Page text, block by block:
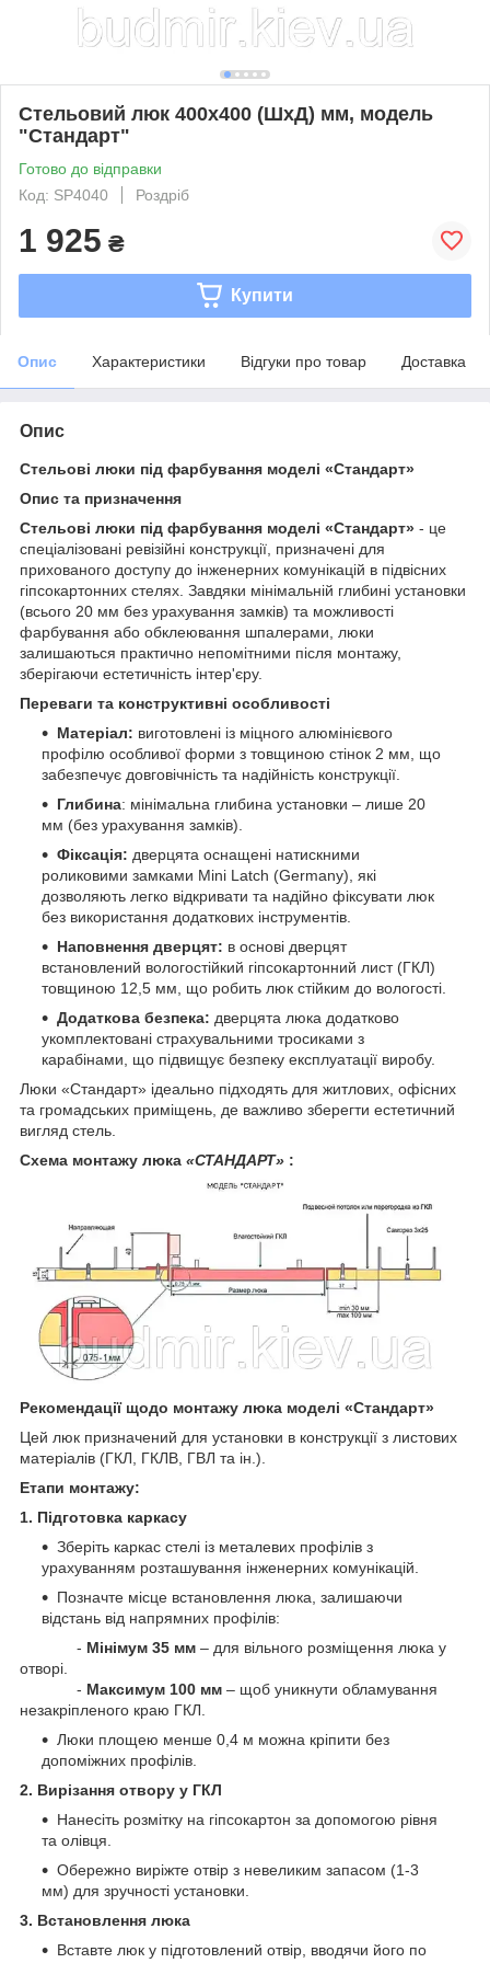
Стельовий люк 400х400 (ШхД) мм, модель
"Стандарт"
Готово до відправки
Код: SP4040
Роздріб
1 925 ₴
Купити
Опис Характеристики Відгуки про товар Доставка
Опис
Стельові люки під фарбування моделі «Стандарт»
Опис та призначення
Стельові люки під фарбування моделі «Стандарт» - це
спеціалізовані ревізійні конструкції, призначені для
прихованого доступу до інженерних комунікацій в підвісних
гіпсокартонних стелях. Завдяки мінімальній глибині установки
(всього 20 мм без урахування замків) та можливості
фарбування або обклеювання шпалерами, люки
залишаються практично непомітними після монтажу,
зберігаючи естетичність інтер'єру.
Переваги та конструктивні особливості
Матеріал: виготовлені із міцного алюмінієвого
профілю особливої ​​форми з товщиною стінок 2 мм, що
забезпечує довговічність та надійність конструкції.
Глибина: мінімальна глибина установки – лише 20
мм (без урахування замків).
Фіксація: дверцята оснащені натискними
роликовими замками Mini Latch (Germany), які
дозволяють легко відкривати та надійно фіксувати люк
без використання додаткових інструментів.
Наповнення дверцят: в основі дверцят
встановлений вологостійкий гіпсокартонний лист (ГКЛ)
товщиною 12,5 мм, що робить люк стійким до вологості.
Додаткова безпека: дверцята люка додатково
укомплектовані страхувальними тросиками з
карабінами, що підвищує безпеку експлуатації виробу.
Люки «Стандарт» ідеально підходять для житлових, офісних
та громадських приміщень, де важливо зберегти естетичний
вигляд стель.
Схема монтажу люка «СТАНДАРТ» :
Рекомендації щодо монтажу люка моделі «Стандарт»
Цей люк призначений для установки в конструкції з листових
матеріалів (ГКЛ, ГКЛВ, ГВЛ та ін.).
Етапи монтажу:
1. Підготовка каркасу
Зберіть каркас стелі із металевих профілів з
урахуванням розташування інженерних комунікацій.
Позначте місце встановлення люка, залишаючи
відстань від напрямних профілів:
- Мінімум 35 мм – для вільного розміщення люка у
отворі.
- Максимум 100 мм – щоб уникнути обламування
незакріпленого краю ГКЛ.
Люки площею менше 0,4 м можна кріпити без
допоміжних профілів.
2. Вирізання отвору у ГКЛ
Нанесіть розмітку на гіпсокартон за допомогою рівня
та олівця.
Обережно виріжте отвір з невеликим запасом (1-3
мм) для зручності установки.
3. Встановлення люка
Вставте люк у підготовлений отвір, вводячи його по